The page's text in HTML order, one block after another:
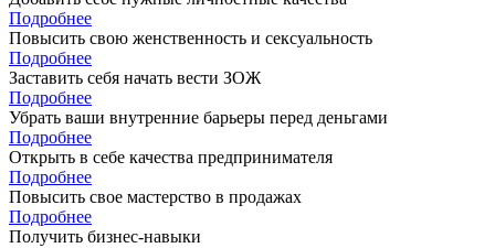
Подробнее
Повысить свою женственность и сексуальность
Подробнее
Заставить себя начать вести ЗОЖ
Подробнее
Убрать ваши внутренние барьеры перед деньгами
Подробнее
Открыть в себе качества предпринимателя
Подробнее
Повысить свое мастерство в продажах
Подробнее
Получить бизнес-навыки